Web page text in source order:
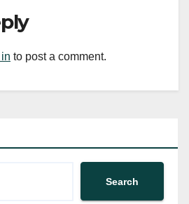
to post a comment.
Search